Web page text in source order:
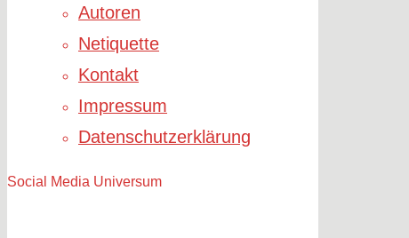
Autoren
Netiquette
Kontakt
Impressum
Datenschutzerklärung
Social Media Universum